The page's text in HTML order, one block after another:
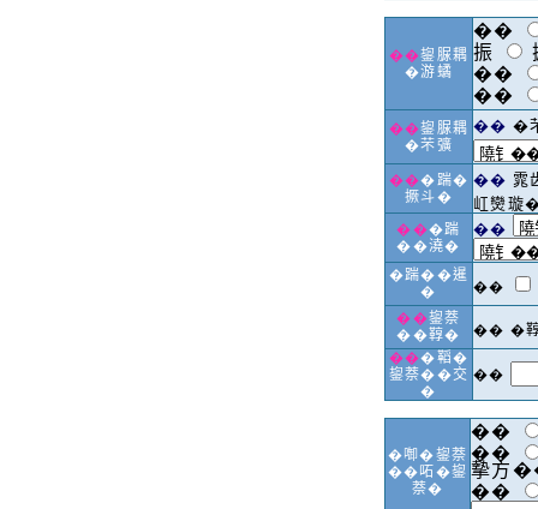
��鋆脲耦
�游𧑐
��
振
��
��
��鋆脲耦
�芣彍
�� �
���踹�
撅斗�
�� 雿
屸𤓖
���踹
��澆�
��
�踹��暹
�
��
��鋆萘
��鞟�
�� �
���鞱�
鋆萘��交
�
��
�啣�鋆萘
��𠰴�鋆
萘�
��
��
摰方
��